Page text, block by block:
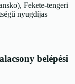
Fekete-tengeri
nyugdíjas
belépési